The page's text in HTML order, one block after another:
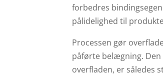
forbedres
pålidelighed til
Processen gør
påførte belægning.
overfladen, er således